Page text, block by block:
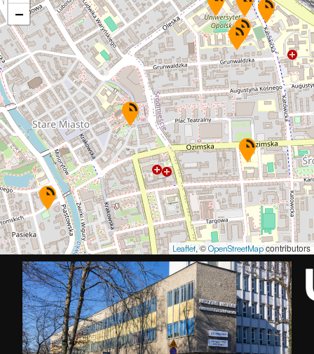
−
Leaflet, © OpenStreetMap contributors